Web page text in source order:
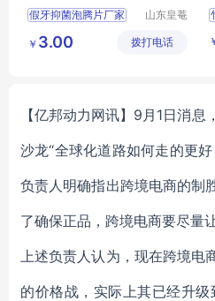
牌定制皇菴堂
假牙抑菌泡腾片厂家
洗护清洁杀菌产品生产厂家
山东皇菴
限公司
￥ 3.00 拨打电话
【亿邦动力网讯】9月1日消
沙龙“全球化道路如何走的更
负责人明确指出跨境电商的制
了确保正品，跨境电商要尽量
上述负责人认为，现在跨境电
的价格战，实际上其已经升